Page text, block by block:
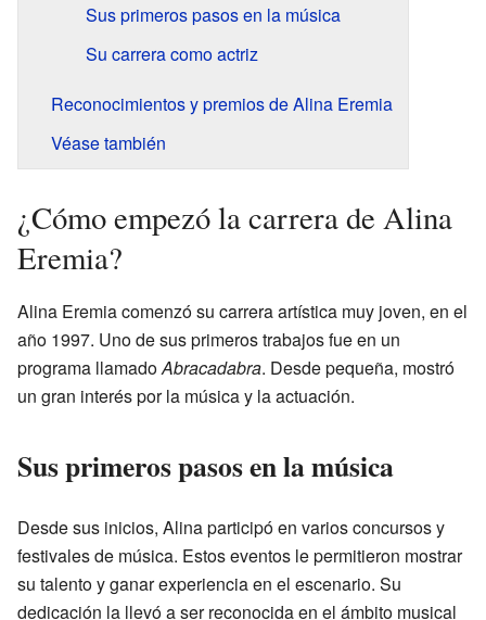
Sus primeros pasos en la música
Su carrera como actriz
Reconocimientos y premios de Alina Eremia
Véase también
¿Cómo empezó la carrera de Alina
Eremia?
Alina Eremia comenzó su carrera artística muy joven, en el
año 1997. Uno de sus primeros trabajos fue en un
programa llamadoAbracadabra. Desde pequeña, mostró
un gran interés por la música y la actuación.
Sus primeros pasos en la música
Desde sus inicios, Alina participó en varios concursos y
festivales de música. Estos eventos le permitieron mostrar
su talento y ganar experiencia en el escenario. Su
dedicación la llevó a ser reconocida en el ámbito musical